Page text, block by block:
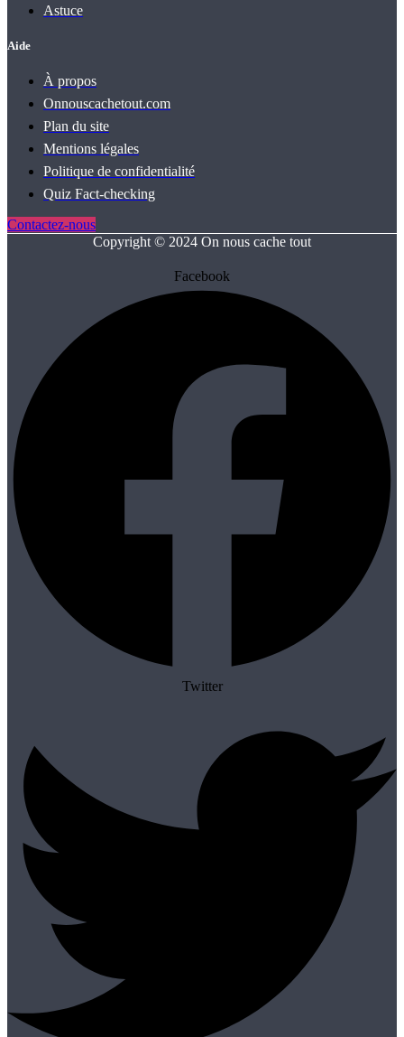
Astuce
Aide
À propos
Onnouscachetout.com
Plan du site
Mentions légales
Politique de confidentialité
Quiz Fact‑checking
Contactez-nous
Copyright © 2024 On nous cache tout
Facebook
Twitter